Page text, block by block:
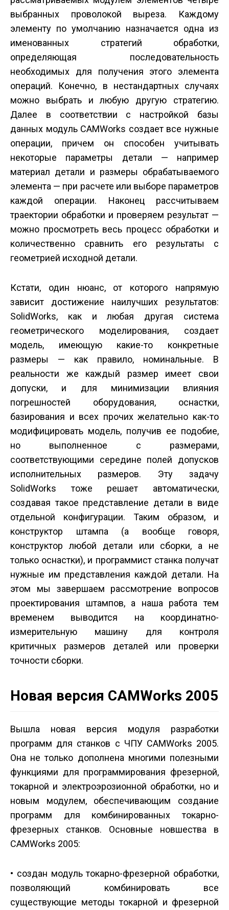
выбранных проволокой выреза. Каждому
элементу по умолчанию назначается одна из
именованных стратегий обработки,
определяющая последовательность
необходимых для получения этого элемента
операций. Конечно, в нестандартных случаях
можно выбрать и любую другую стратегию.
Далее в соответствии с настройкой базы
данных модуль CAMWorks создает все нужные
операции, причем он способен учитывать
некоторые параметры детали — например
материал детали и размеры обрабатываемого
элемента — при расчете или выборе параметров
каждой операции. Наконец рассчитываем
траектории обработки и проверяем результат —
можно просмотреть весь процесс обработки и
количественно сравнить его результаты с
геометрией исходной детали.
Кстати, один нюанс, от которого напрямую
зависит достижение наилучших результатов:
SolidWorks, как и любая другая система
геометрического моделирования, создает
модель, имеющую какие-то конкретные
размеры — как правило, номинальные. В
реальности же каждый размер имеет свои
допуски, и для минимизации влияния
погрешностей оборудования, оснастки,
базирования и всех прочих желательно как-то
модифицировать модель, получив ее подобие,
но выполненное с размерами,
соответствующими середине полей допусков
исполнительных размеров. Эту задачу
SolidWorks тоже решает автоматически,
создавая такое представление детали в виде
отдельной конфигурации. Таким образом, и
конструктор штампа (а вообще говоря,
конструктор любой детали или сборки, а не
только оснастки), и программист станка получат
нужные им представления каждой детали. На
этом мы завершаем рассмотрение вопросов
проектирования штампов, а наша работа тем
временем выводится на координатно-
измерительную машину для контроля
критичных размеров деталей или проверки
точности сборки.
Новая версия CAMWorks 2005
Вышла новая версия модуля разработки
программ для станков с ЧПУ CAMWorks 2005.
Она не только дополнена многими полезными
функциями для программирования фрезерной,
токарной и электроэрозионной обработки, но и
новым модулем, обеспечивающим создание
программ для комбинированных токарно-
фрезерных станков. Основные новшества в
CAMWorks 2005:
• создан модуль токарно-фрезерной обработки,
позволяющий комбинировать все
существующие методы токарной и фрезерной